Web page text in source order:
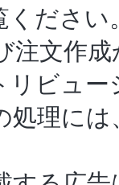
ください
注文作
リビュ
処理に